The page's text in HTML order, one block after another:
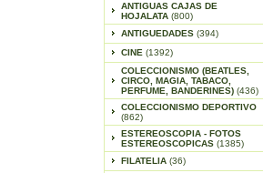
ANTIGUAS CAJAS DE
HOJALATA (800)
ANTIGUEDADES (394)
CINE (1392)
COLECCIONISMO (BEATLES,
CIRCO, MAGIA, TABACO,
PERFUME, BANDERINES) (436)
COLECCIONISMO DEPORTIVO
(862)
ESTEREOSCOPIA - FOTOS
ESTEREOSCOPICAS (1385)
FILATELIA (36)